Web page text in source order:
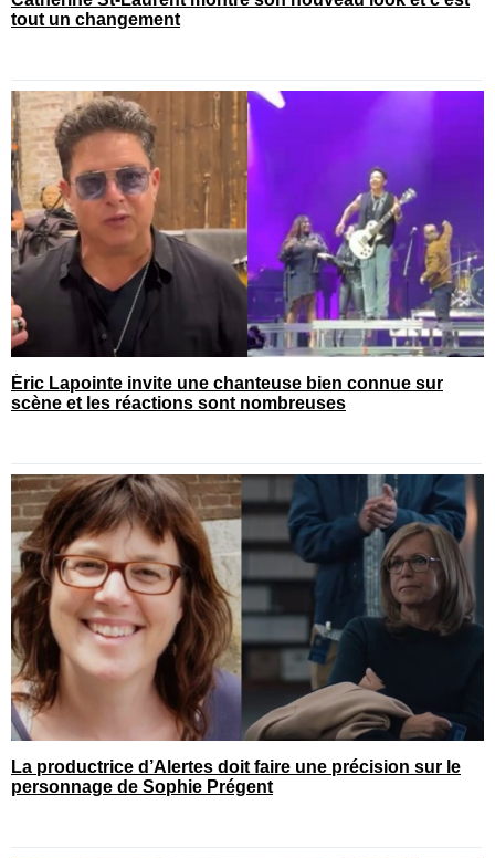
tout un changement
Éric Lapointe invite une chanteuse bien connue sur
scène et les réactions sont nombreuses
La productrice d’Alertes doit faire une précision sur le
personnage de Sophie Prégent